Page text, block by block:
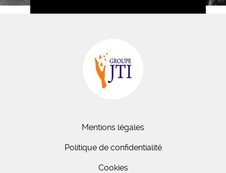
Mentions légales
Politique de confidentialité
Cookies